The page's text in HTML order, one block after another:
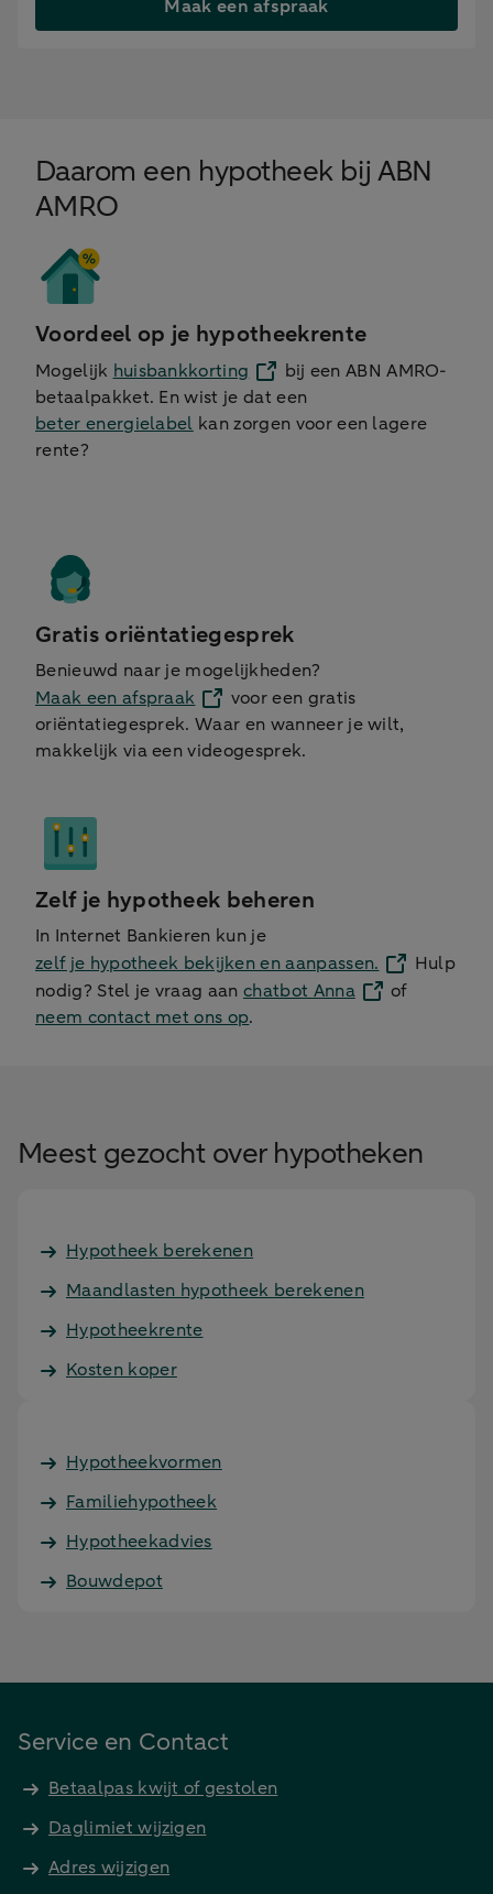
Maak een afspraak
Daarom een hypotheek bij ABN
AMRO
Voordeel op je hypotheekrente
Mogelijk huisbankkorting
bij een ABN AMRO-
betaalpakket. En wist je dat een
beter energielabel kan zorgen voor een lagere
rente?
Gratis oriëntatiegesprek
Benieuwd naar je mogelijkheden?
Maak een afspraak
voor een gratis
oriëntatiegesprek. Waar en wanneer je wilt,
makkelijk via een videogesprek.
Zelf je hypotheek beheren
In Internet Bankieren kun je
zelf je hypotheek bekijken en aanpassen.
Hulp
nodig? Stel je vraag aanchatbot Anna
of
neem contact met ons op.
Meest gezocht over hypotheken
Hypotheek berekenen
Maandlasten hypotheek berekenen
Hypotheekrente
Kosten koper
Hypotheekvormen
Familiehypotheek
Hypotheekadvies
Bouwdepot
Service en Contact
Betaalpas kwijt of gestolen
Daglimiet wijzigen
Adres wijzigen